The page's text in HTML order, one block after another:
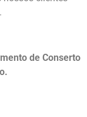
de Conserto